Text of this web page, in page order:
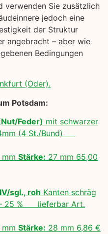
verwenden Sie zusätzlich
jedoch eine
der Struktur
angebracht – aber wie
Bedingungen
(Oder).
Potsdam:
Feder) mit schwarzer
(4 St./Bund)
Stärke: 27 mm 65,00
sgl., roh Kanten schräg
– 25 % lieferbar Art.
Stärke: 28 mm 6,86 €